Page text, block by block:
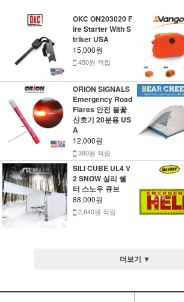
OKC ON203020 F
ire Starter With S
triker USA
15,000원
450원 적립
ORION SIGNALS
Emergency Road
Flares 안전 불꽃
신호기 20분용 US
A
12,000원
360원 적립
SILI CUBE UL4 V
2 SNOW 실리 쉘
터 스노우 큐브
88,000원
2,640원 적립
더보기 ▼